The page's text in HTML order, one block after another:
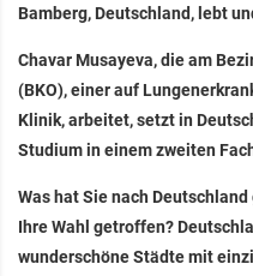
Bamberg, Deutschland, lebt
Chavar Musayeva, die am
(BKO), einer auf
Klinik, arbeitet, setzt in
Studium in einem zweiten
Was hat Sie nach
Ihre Wahl getroffen?
wunderschöne Städte mit